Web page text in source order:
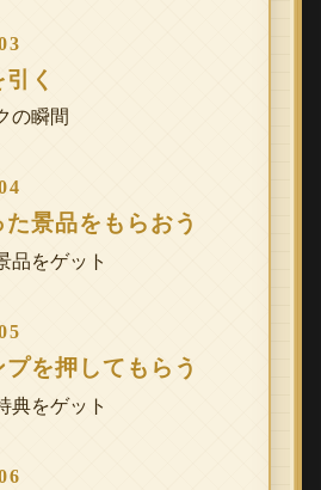
く
の瞬間
た景品をもらおう
品をゲット
プを押してもらう
典をゲット